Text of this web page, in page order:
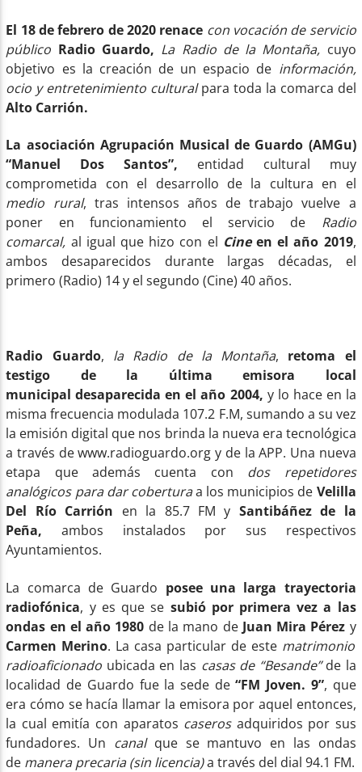
Radio AMGu
El 18 de febrero de 2020 renace con vocación de servicio
público Radio Guardo, La Radio de la Montaña, cuyo
objetivo es la creación de un espacio de información,
ocio y entretenimiento culturalpara toda la comarca del
Alto Carrión.
La asociación Agrupación Musical de Guardo (AMGu)
“Manuel Dos Santos”, entidad cultural muy
comprometida con el desarrollo de la cultura en el
medio rural, tras intensos años de trabajo vuelve a
poner en funcionamiento el servicio de Radio
comarcal, al igual que hizo con el Cineen el año 2019,
ambos desaparecidos durante largas décadas, el
primero (Radio) 14 y el segundo (Cine) 40 años.
Radio Guardo, la Radio de la Montaña, retoma el
testigo de la última emisora local
municipal desaparecida en el año 2004, y lo hace en la
misma frecuencia modulada 107.2 F.M, sumando a su vez
la emisión digital que nos brinda la nueva era tecnológica
a través de www.radioguardo.org y de la APP. Una nueva
etapa que además cuenta con dos
repetidores
analógicos para dar coberturaa los municipios de Velilla
Del Río Carrión en la 85.7 FM y Santibáñez de la
Peña,ambos instalados por sus respectivos
Ayuntamientos.
La comarca de Guardo posee una larga trayectoria
radiofónica, y es que se subió por primera vez a las
ondas en el año 1980 de la mano de Juan Mira Pérez y
Carmen Merino. La casa particular de este matrimonio
radioaficionado ubicada en las casas de “Besande”de la
localidad de Guardo fue la sede de“FM Joven. 9”, que
era cómo se hacía llamar la emisora por aquel entonces,
la cual emitía con aparatos caserosadquiridos por sus
fundadores. Un canalque se mantuvo en las ondas
de manera precaria (sin licencia)a través del dial 94.1 FM.